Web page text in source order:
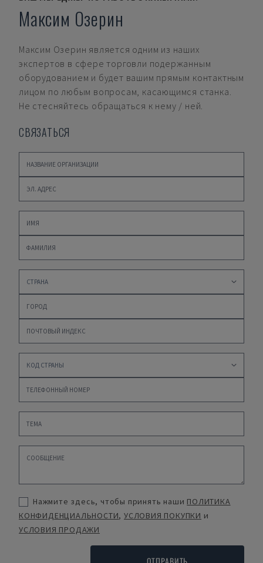
Максим Озерин
Максим Озерин является одним из наших
экспертов в сфере торговли подержанным
оборудованием и будет вашим прямым контактным
лицом по любым вопросам, касающимся станка.
Не стесняйтесь обращаться к нему / ней.
СВЯЗАТЬСЯ
Нажмите здесь, чтобы принять наши ПОЛИТИКА
КОНФИДЕНЦИАЛЬНОСТИ,УСЛОВИЯ ПОКУПКИ и
УСЛОВИЯ ПРОДАЖИ